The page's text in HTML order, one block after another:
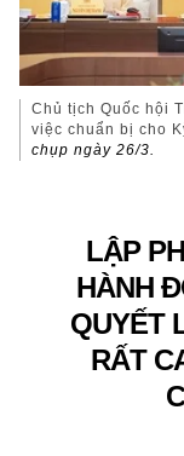
Chủ tịch Quốc hội
việc chuẩn bị cho
chụp ngày 26/3.
LẬP
HÀNH
QUYẾT
RẤT